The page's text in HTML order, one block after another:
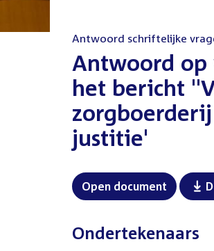
Antwoord schriftelijke
Antwoord op
het bericht
justitie'
Open document
Ondertekenaars